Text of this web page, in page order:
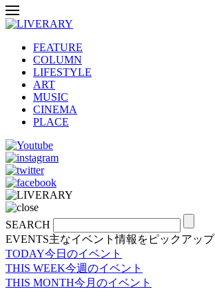
FEATURE
COLUMN
LIFESTYLE
ART
MUSIC
CINEMA
PLACE
SEARCH
EVENTS主なイベント情報をピックアップ
TODAY今日のイベント
THIS WEEK今週のイベント
THIS MONTH今月のイベント